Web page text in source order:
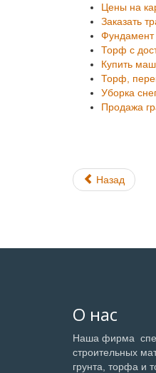
Цены на
Заказать
Фундамент
Торф с
Купить
Торф,
Уборка
Продажа
Назад
О нас
Наша фирма
строительных
грунта, торфа и